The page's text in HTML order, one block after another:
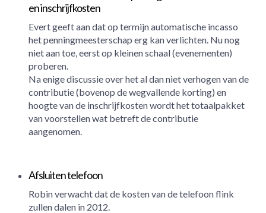
en inschrijfkosten
Evert geeft aan dat op termijn automatische incasso
het penningmeesterschap erg kan verlichten. Nu nog
niet aan toe, eerst op kleinen schaal (evenementen)
proberen.
Na enige discussie over het al dan niet verhogen van de
contributie (bovenop de wegvallende korting) en
hoogte van de inschrijfkosten wordt het totaalpakket
van voorstellen wat betreft de contributie
aangenomen.
Afsluiten telefoon
Robin verwacht dat de kosten van de telefoon flink
zullen dalen in 2012.